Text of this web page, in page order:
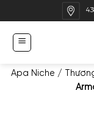
qua
dung
Apa Niche /